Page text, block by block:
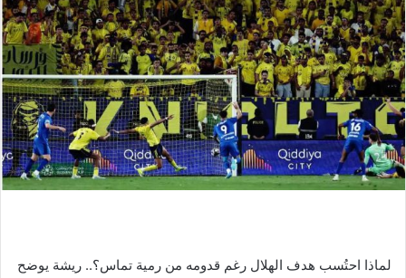
لماذا احتُسب هدف الهلال رغم قدومه من رمية تماس؟.. ريشة يوضح